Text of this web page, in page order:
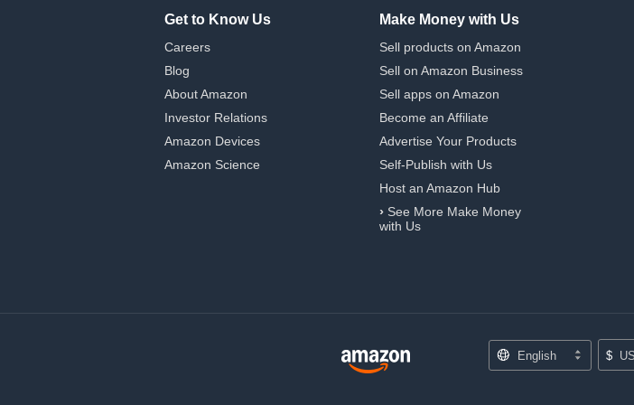
Get to Know Us
Careers
Blog
About Amazon
Investor Relations
Amazon Devices
Amazon Science
Make Money with Us
Sell products on Amazon
Sell on Amazon Business
Sell apps on Amazon
Become an Affiliate
Advertise Your Products
Self-Publish with Us
Host an Amazon Hub
› See More Make Money
with Us
English $